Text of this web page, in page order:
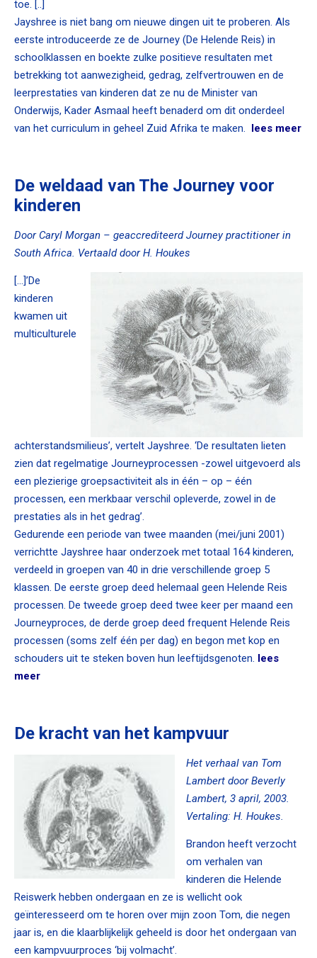
toe. [..]
Jayshree is niet bang om nieuwe dingen uit te proberen. Als
eerste introduceerde ze de Journey (De Helende Reis) in
schoolklassen en boekte zulke positieve resultaten met
betrekking tot aanwezigheid, gedrag, zelfvertrouwen en de
leerprestaties van kinderen dat ze nu de Minister van
Onderwijs, Kader Asmaal heeft benaderd om dit onderdeel
van het curriculum in geheel Zuid Afrika te maken. lees meer
De weldaad van The Journey voor
kinderen
Door Caryl Morgan – geaccrediteerd Journey practitioner in
South Africa. Vertaald door H. Houkes
[…]’De
kinderen
kwamen uit
multiculturele
achterstandsmilieus’, vertelt Jayshree. ‘De resultaten lieten
zien dat regelmatige Journeyprocessen -zowel uitgevoerd als
een plezierige groepsactiviteit als in één – op – één
processen, een merkbaar verschil opleverde, zowel in de
prestaties als in het gedrag’.
Gedurende een periode van twee maanden (mei/juni 2001)
verrichtte Jayshree haar onderzoek met totaal 164 kinderen,
verdeeld in groepen van 40 in drie verschillende groep 5
klassen. De eerste groep deed helemaal geen Helende Reis
processen. De tweede groep deed twee keer per maand een
Journeyproces, de derde groep deed frequent Helende Reis
processen (soms zelf één per dag) en begon met kop en
schouders uit te steken boven hun leeftijdsgenoten. lees
meer
De kracht van het kampvuur
Het verhaal van Tom
Lambert door Beverly
Lambert, 3 april, 2003.
Vertaling: H. Houkes.
Brandon heeft verzocht
om verhalen van
kinderen die Helende
Reiswerk hebben ondergaan en ze is wellicht ook
geïnteresseerd om te horen over mijn zoon Tom, die negen
jaar is, en die klaarblijkelijk geheeld is door het ondergaan van
een kampvuurproces ‘bij volmacht’.